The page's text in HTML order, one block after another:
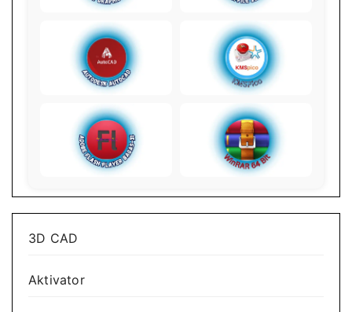
3D CAD
Aktivator